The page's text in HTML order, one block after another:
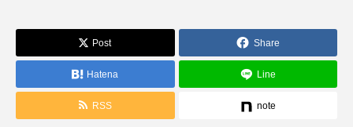
Post Share
Hatena Line
RSS note